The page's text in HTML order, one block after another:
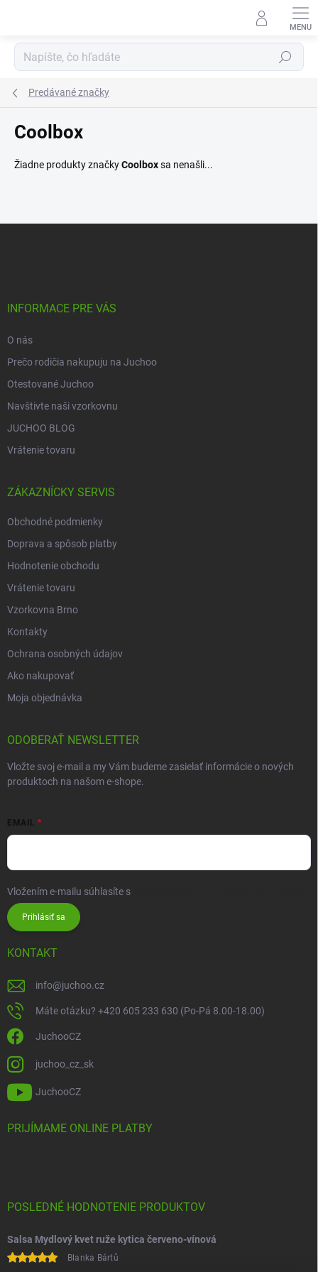
Hľadať
Predávané značky
Coolbox
Žiadne produkty značkyCoolboxsa nenašli...
INFORMACE PRE VÁS
O nás
Prečo rodičia nakupuju na Juchoo
Otestované Juchoo
Navštivte naši vzorkovnu
JUCHOO BLOG
Vrátenie tovaru
ZÁKAZNÍCKY SERVIS
Obchodné podmienky
Doprava a spôsob platby
Hodnotenie obchodu
Vrátenie tovaru
Vzorkovna Brno
Kontakty
Ochrana osobných údajov
Ako nakupovať
Moja objednávka
ODOBERAŤ NEWSLETTER
Vložte svoj e-mail a my Vám budeme zasielať informácie o nových
produktoch na našom e-shope.
EMAIL
Vložením e-mailu súhlasíte s
Prihlásiť sa
KONTAKT
info@juchoo.cz
Máte otázku? +420 605 233 630 (Po-Pá 8.00-18.00)
JuchooCZ
juchoo_cz_sk
JuchooCZ
PRIJÍMAME ONLINE PLATBY
POSLEDNÉ HODNOTENIE PRODUKTOV
Salsa Mydlový kvet ruže kytica červeno-vínová
Blanka Bártů